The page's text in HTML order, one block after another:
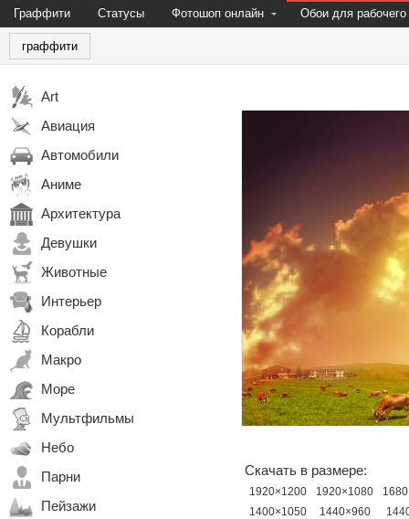
Граффити Статусы Фотошоп онлайн Обои для рабочего
граффити
Art
Авиация
Автомобили
Аниме
Архитектура
Девушки
Животные
Интерьер
Корабли
Макро
Море
Мультфильмы
Небо
Парни
Пейзажи
Скачать в размере:
1920×1200 1920×1080
1400×1050
1440×960